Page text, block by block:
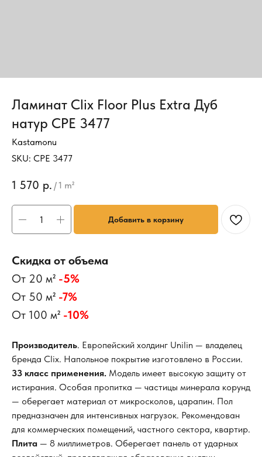
Ламинат Clix Floor Plus Extra Дуб
натур CPE 3477
Kastamonu
SKU: CPE 3477
1 570 р. /1 m²
Добавить в корзину
Скидка от объема
От 20 м² -5%
От 50 м² -7%
От 100 м² -10%
Производитель. Европейский холдинг Unilin — владелец
бренда Clix. Напольное покрытие изготовлено в России.
33 класс применения. Модель имеет высокую защиту от
истирания. Особая пропитка — частицы минерала корунд
— оберегает материал от микросколов, царапин. Пол
предназначен для интенсивных нагрузок. Рекомендован
для коммерческих помещений, частного сектора, квартир.
Плита — 8 миллиметров. Оберегает панель от ударных